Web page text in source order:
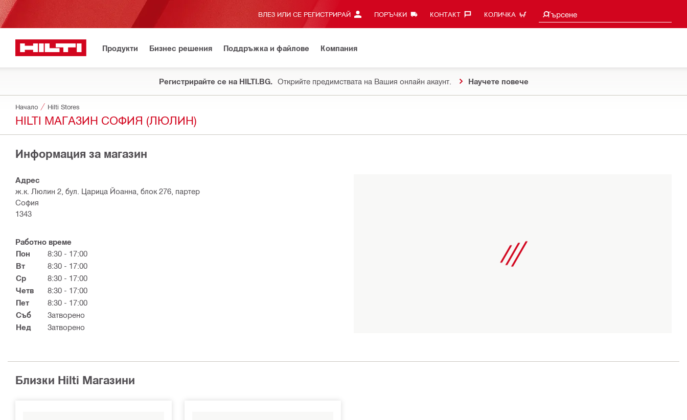
ВЛЕЗ ИЛИ СЕ РЕГИСТРИРАЙ ПОРЪЧКИ КОНТАКТ‎ КОЛИЧКА Търсене
Търси предложения
Продукти Бизнес решения Поддръжка и файлове Компания
Регистрирайте се на HILTI.BG. Открийте предимствата на Вашия онлайн акаунт. Научете повече
Начало Hilti Stores
HILTI МАГАЗИН СОФИЯ (ЛЮЛИН)
Информация за магазин
Адрес
ж.к. Люлин 2, бул. Царица Йоанна, блок 276, партер
София
1343
Работно време
Пон
8:30 - 17:00
Вт
8:30 - 17:00
Ср
8:30 - 17:00
Четв
8:30 - 17:00
Пет
8:30 - 17:00
Съб
Затворено
Нед
Затворено
Близки Hilti Магазини